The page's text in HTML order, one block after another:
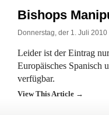
Bishops
Donnerstag, der 1. Juli 2010
Leider ist der Eintrag
Europäisches Spanisch
verfügbar.
View This Article →